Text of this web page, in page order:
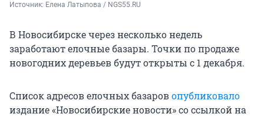
Источник: Елена Латыпова / NGS55.RU
В Новосибирске через несколько недель
заработают елочные базары. Точки по продаже
новогодних деревьев будут открыты с 1 декабря.
Список адресов елочных базаровопубликовало
издание «Новосибирские новости» со ссылкой на